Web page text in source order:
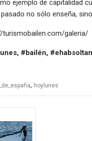
ejemplo de capitalidad
no sólo enseña,
turismobailen.com/galeria/
#bailén,
, hoylunes